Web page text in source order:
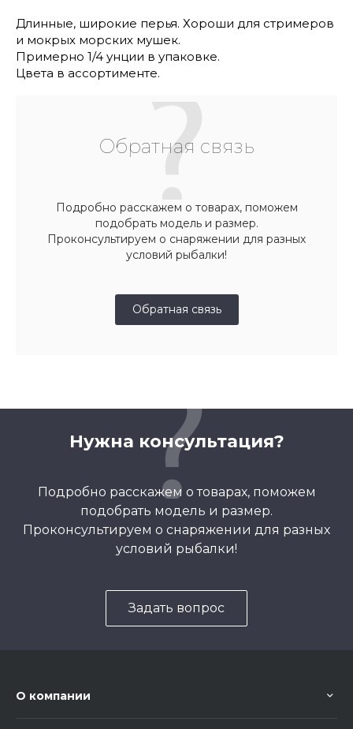
Длинные, широкие перья. Хороши для стримеров
и мокрых морских мушек.
Примерно 1/4 унции в упаковке.
Цвета в ассортименте.
Обратная связь
Подробно расскажем о товарах, поможем
подобрать модель и размер.
Проконсультируем о снаряжении для разных
условий рыбалки!
Обратная связь
Нужна консультация?
Подробно расскажем о товарах, поможем
подобрать модель и размер.
Проконсультируем о снаряжении для разных
условий рыбалки!
Задать вопрос
О компании